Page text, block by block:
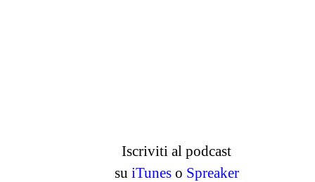
Iscriviti al podcast
su iTunes o Spreaker